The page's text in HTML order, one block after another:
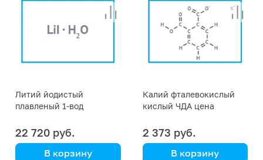
Литий йодистый
плавленый 1-вод
22 720 руб.
В корзину
Калий фталевокислый
кислый ЧДА цена
2 373 руб.
В корзину